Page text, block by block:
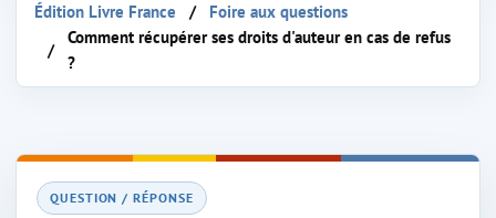
Édition Livre France
Foire aux questions
Comment récupérer ses droits d'auteur en cas de refus
?
QUESTION / RÉPONSE